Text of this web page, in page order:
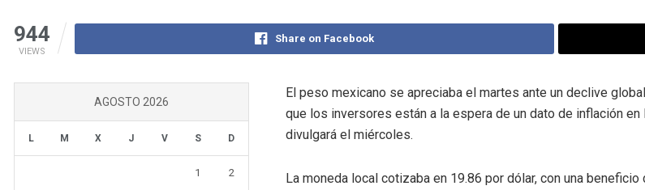
944
VIEWS
Share on Facebook
El peso mexicano se apreciaba el martes ante un declive
que los inversores están a la espera de un dato de inflación
divulgará el miércoles.
La moneda local cotizaba en 19.86 por dólar, con una
AGOSTO 2026
L M X J V S D
1 2